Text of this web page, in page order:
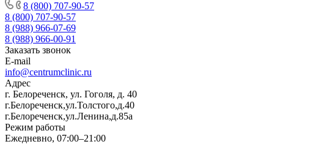
8 (800) 707-90-57
8 (800) 707-90-57
8 (988) 966-07-69
8 (988) 966-00-91
Заказать звонок
E-mail
info@centrumclinic.ru
Адрес
г. Белореченск, ул. Гоголя, д. 40
г.Белореченск,ул.Толстого,д.40
г.Белореченск,ул.Ленина,д.85а
Режим работы
Ежедневно, 07:00–21:00